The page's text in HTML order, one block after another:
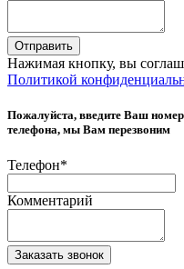
Отправить
Нажимая кнопку, вы
Политикой
Пожалуйста, введите Ваш номер
телефона, мы Вам перезвоним
Телефон*
Комментарий
Заказать звонок